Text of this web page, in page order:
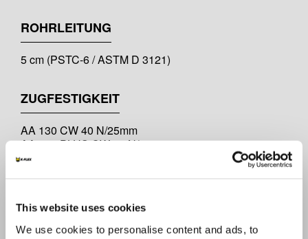
This website uses cookies
We use cookies to personalise content and ads, to
ROHRLEITUNG
5 cm (PSTC-6 / ASTM D 3121)
ZUGFESTIGKEIT
AA 130 CW 40 N/25mm
AA 130 PLUS CW 45 N/25mm
AA 140 CW 55 N/25mm
DICKEN